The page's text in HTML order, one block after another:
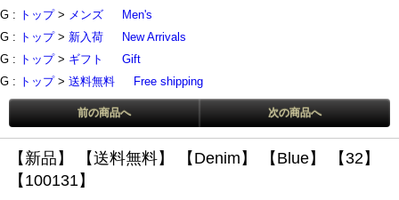
G : トップ> メンズ
Men's
G : トップ> 新入荷
New Arrivals
G : トップ> ギフト
Gift
G : トップ> 送料無料 Free shipping
前の商品へ 次の商品へ
【新品】 【送料無料】 【Denim】 【Blue】
【32】
【100131】